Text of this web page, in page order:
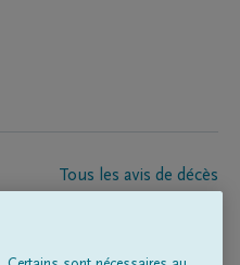
Tous les avis de décès
de pompes funèbres